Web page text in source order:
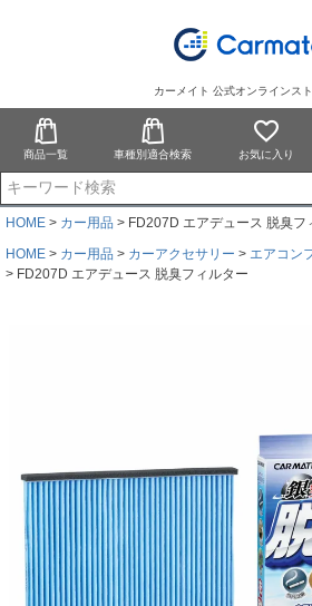
カーメイト 公式オンラインス
商品一覧 車種別適合検索 お気に入り
HOME カー用品
FD207D エアデュース 脱臭フ
HOME
カー用品 カーアクセサリー
エアコン
FD207D エアデュース 脱臭フィルター